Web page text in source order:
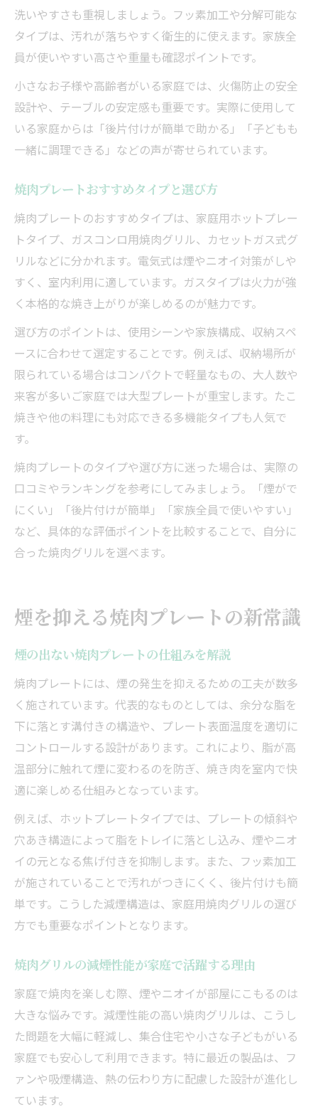
洗いやすさも重視しましょう。フッ素加工や分解可能な
タイプは、汚れが落ちやすく衛生的に使えます。家族全
員が使いやすい高さや重量も確認ポイントです。
小さなお子様や高齢者がいる家庭では、火傷防止の安全
設計や、テーブルの安定感も重要です。実際に使用して
いる家庭からは「後片付けが簡単で助かる」「子どもも
一緒に調理できる」などの声が寄せられています。
焼肉プレートおすすめタイプと選び方
焼肉プレートのおすすめタイプは、家庭用ホットプレー
トタイプ、ガスコンロ用焼肉グリル、カセットガス式グ
リルなどに分かれます。電気式は煙やニオイ対策がしや
すく、室内利用に適しています。ガスタイプは火力が強
く本格的な焼き上がりが楽しめるのが魅力です。
選び方のポイントは、使用シーンや家族構成、収納スペ
ースに合わせて選定することです。例えば、収納場所が
限られている場合はコンパクトで軽量なもの、大人数や
来客が多いご家庭では大型プレートが重宝します。たこ
焼きや他の料理にも対応できる多機能タイプも人気で
す。
焼肉プレートのタイプや選び方に迷った場合は、実際の
口コミやランキングを参考にしてみましょう。「煙がで
にくい」「後片付けが簡単」「家族全員で使いやすい」
など、具体的な評価ポイントを比較することで、自分に
合った焼肉グリルを選べます。
煙を抑える焼肉プレートの新常識
煙の出ない焼肉プレートの仕組みを解説
焼肉プレートには、煙の発生を抑えるための工夫が数多
く施されています。代表的なものとしては、余分な脂を
下に落とす溝付きの構造や、プレート表面温度を適切に
コントロールする設計があります。これにより、脂が高
温部分に触れて煙に変わるのを防ぎ、焼き肉を室内で快
適に楽しめる仕組みとなっています。
例えば、ホットプレートタイプでは、プレートの傾斜や
穴あき構造によって脂をトレイに落とし込み、煙やニオ
イの元となる焦げ付きを抑制します。また、フッ素加工
が施されていることで汚れがつきにくく、後片付けも簡
単です。こうした減煙構造は、家庭用焼肉グリルの選び
方でも重要なポイントとなります。
焼肉グリルの減煙性能が家庭で活躍する理由
家庭で焼肉を楽しむ際、煙やニオイが部屋にこもるのは
大きな悩みです。減煙性能の高い焼肉グリルは、こうし
た問題を大幅に軽減し、集合住宅や小さな子どもがいる
家庭でも安心して利用できます。特に最近の製品は、フ
ァンや吸煙構造、熱の伝わり方に配慮した設計が進化し
ています。